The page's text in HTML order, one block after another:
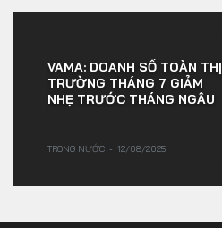
VAMA: DOANH SỐ TOÀN THỊ
TRƯỜNG THÁNG 7 GIẢM
NHẸ TRƯỚC THÁNG NGÂU
TRONG NƯỚC 12/08/2025